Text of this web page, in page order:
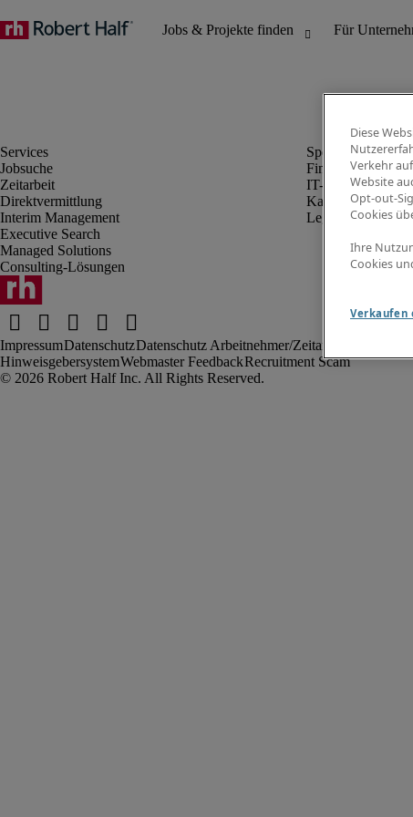
Jobsuche
Zeitarbeit
Direktvermittlung
Interim Management
Executive Search
Managed Solutions
Consulting-Lösungen
Finanz- &
IT-Bereich
Kaufmännischer
Legal
ImpressumDatenschutzDatenschutz Arbeitnehmer/Zeitarbeitskräfte
HinweisgebersystemWebmaster FeedbackRecruitment Scam
Diese
Verkehr
Website
Opt-out-
Cookies
Ihre
Cookies
Verkaufen